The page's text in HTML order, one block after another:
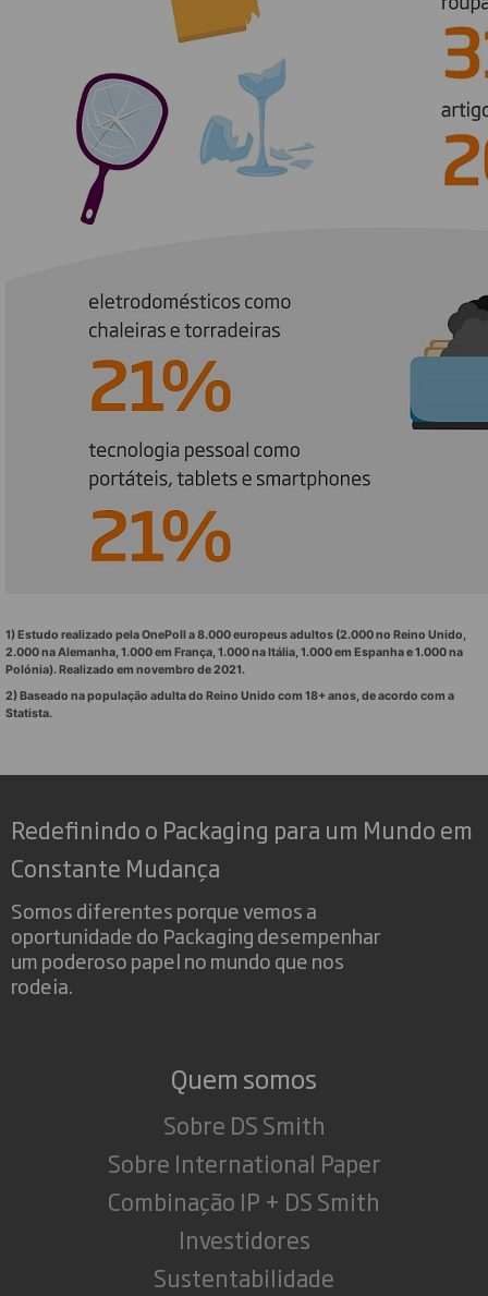
1) Estudo realizado pela OnePoll a 8.000 europeus adultos (2.000 no Reino Unido,
2.000 na Alemanha, 1.000 em França, 1.000 na Itália, 1.000 em Espanha e 1.000 na
Polónia). Realizado em novembro de 2021.
2) Baseado na população adulta do Reino Unido com 18+ anos, de acordo com a
Statista.
Redefinindo o Packaging para um Mundo em
Constante Mudança
Somos diferentes porque vemos a
oportunidade do Packaging desempenhar
um poderoso papel no mundo que nos
rodeia.
Quem somos
Sobre DS Smith
Sobre International Paper
Combinação IP + DS Smith
Investidores
Sustentabilidade